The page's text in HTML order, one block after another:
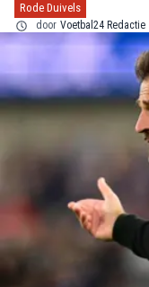
Rode Duivels
door Voetbal24 Redactie